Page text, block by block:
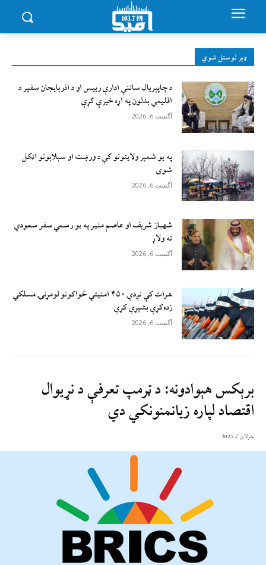
ډېر لوستل شوي
د چاپېریال ساتنې ادارې رییس او د اذربایجان سفیر د
اقلیمي بدلون په اړه خبرې کړې
آگست 6, 2026
په یو شمېر ولایتونو کې د ورښت او سېلابونو اټکل
شوی
آگست 6, 2026
شهباز شریف او عاصم منیر په یو رسمي سفر سعودي
ته ولاړ
آگست 6, 2026
هرات کې نږدې ۴۵۰ امنيتي ځواکونو لومړنۍ مسلکي
زده‌کړې بشپړې کړې
آگست 6, 2026
برېکس هېوادونه: د ټرمپ تعرفې د نړيوال
اقتصاد لپاره زيانمنونکي دي
جولای 7, 2025